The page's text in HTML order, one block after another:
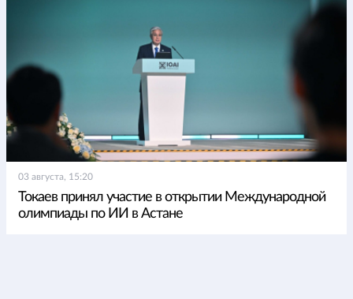
03 августа, 15:20
Токаев принял участие в открытии Международной
олимпиады по ИИ в Астане